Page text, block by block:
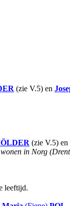
(zie V.5) en
(zie V.5) en
wonen in Norg
leeftijd.